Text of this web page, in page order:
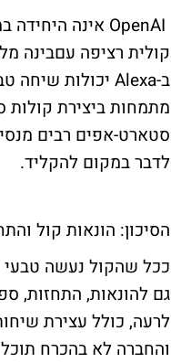
OpenAI אינה היחידה
קולית רציפה עםבינה
ב-Alexa יכולות שיחה
מתמחות ביצירת קולות
סטארט-אפים רבים
לדבר במקום להקליד.
הסיכון: הונאות קול
ככל שהקול נעשה טבעי
גם להונאות, התחזות,
לרעה, כולל עצירת
והחברה לא בהכרח